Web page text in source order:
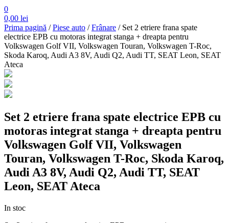
0
0,00 lei
Prima pagină /Piese auto /Frânare / Set 2 etriere frana spate
electrice EPB cu motoras integrat stanga + dreapta pentru
Volkswagen Golf VII, Volkswagen Touran, Volkswagen T-Roc,
Skoda Karoq, Audi A3 8V, Audi Q2, Audi TT, SEAT Leon, SEAT
Ateca
Set 2 etriere frana spate electrice EPB cu
motoras integrat stanga + dreapta pentru
Volkswagen Golf VII, Volkswagen
Touran, Volkswagen T-Roc, Skoda Karoq,
Audi A3 8V, Audi Q2, Audi TT, SEAT
Leon, SEAT Ateca
In stoc